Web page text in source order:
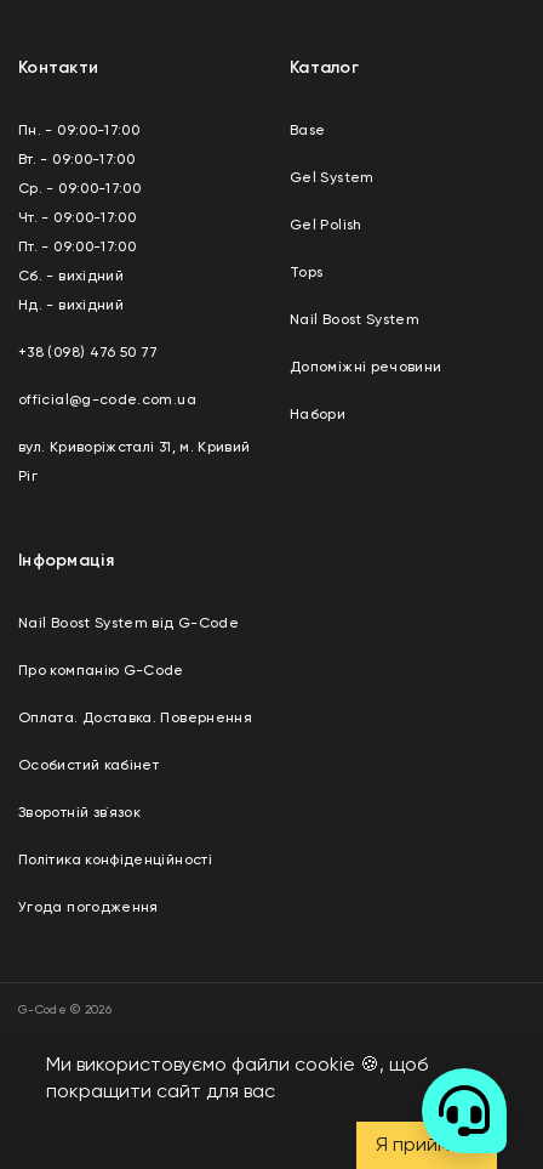
Контакти
Пн. - 09:00-17:00
Вт. - 09:00-17:00
Ср. - 09:00-17:00
Чт. - 09:00-17:00
Пт. - 09:00-17:00
Сб. - вихідний
Нд. - вихідний
+38 (098) 476 50 77
official@g-code.com.ua
вул. Криворіжсталі 31, м. Кривий
Ріг
Каталог
Base
Gel System
Gel Polish
Tops
Nail Boost System
Допоміжні речовини
Набори
Інформація
Nail Boost System від G-Code
Про компанію G-Code
Оплата. Доставка. Повернення
Особистий кабінет
Зворотній зв`язок
Політика конфіденційності
Угода погодження
G-Code © 2026
Ми використовуємо файли cookie 🍪, щоб
покращити сайт для вас
Я приймаю